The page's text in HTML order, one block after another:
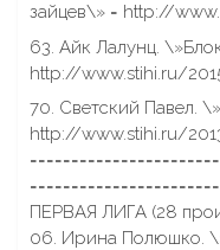
зайцев\» = http://
63. Айк Лалунц.
http://www.stihi.ru/
70. Светский Павел.
http://www.stihi.ru/
ПЕРВАЯ ЛИГА (28
06. Ирина Полюшко.